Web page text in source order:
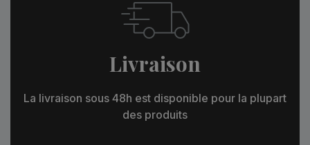
Livraison
La livraison sous 48h est disponible pour la plupart
des produits